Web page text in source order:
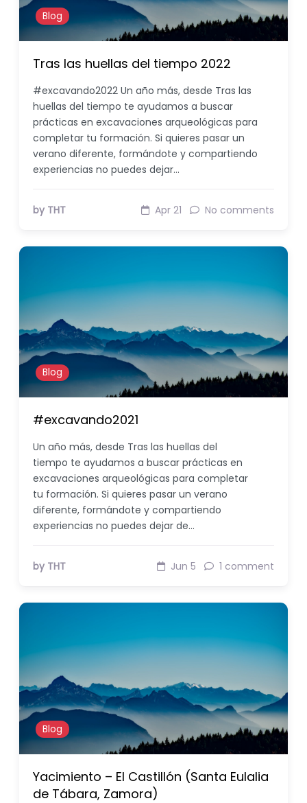
Blog
Tras las huellas del tiempo 2022
#excavando2022 Un año más, desde Tras las
huellas del tiempo te ayudamos a buscar
prácticas en excavaciones arqueológicas para
completar tu formación. Si quieres pasar un
verano diferente, formándote y compartiendo
experiencias no puedes dejar…
by THT Apr 21 No comments
Blog
#excavando2021
Un año más, desde Tras las huellas del
tiempo te ayudamos a buscar prácticas en
excavaciones arqueológicas para completar
tu formación. Si quieres pasar un verano
diferente, formándote y compartiendo
experiencias no puedes dejar de…
by THT Jun 5 1 comment
Blog
Yacimiento – El Castillón (Santa Eulalia
de Tábara, Zamora)